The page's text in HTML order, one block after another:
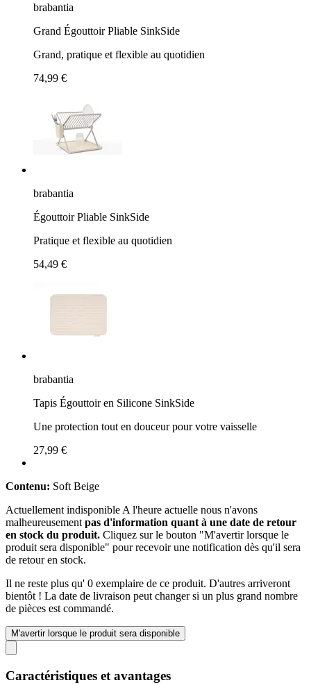
brabantia
Grand Égouttoir Pliable SinkSide
Grand, pratique et flexible au quotidien
74,99 €
brabantia
Égouttoir Pliable SinkSide
Pratique et flexible au quotidien
54,49 €
brabantia
Tapis Égouttoir en Silicone SinkSide
Une protection tout en douceur pour votre vaisselle
27,99 €
Contenu: Soft Beige
Actuellement indisponible A l'heure actuelle nous n'avons
malheureusement pas d'information quant à une date de retour
en stock du produit. Cliquez sur le bouton "M'avertir lorsque le
produit sera disponible" pour recevoir une notification dès qu'il sera
de retour en stock.
Il ne reste plus qu' 0 exemplaire de ce produit. D'autres arriveront
bientôt ! La date de livraison peut changer si un plus grand nombre
de pièces est commandé.
M'avertir lorsque le produit sera disponible
Caractéristiques et avantages